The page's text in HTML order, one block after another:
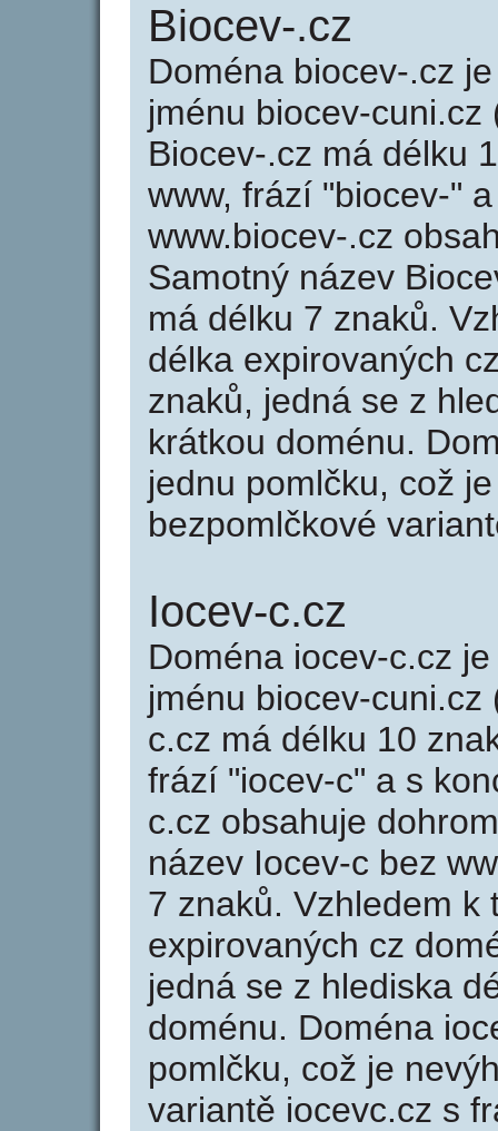
Biocev-.cz
Doména biocev-.cz
jménu biocev-
Biocev-.cz má délku
www, frází "biocev-"
www.biocev-.cz
Samotný název
má délku 7 znaků.
délka expirovaných
znaků, jedná se z
krátkou doménu.
jednu pomlčku, což
bezpomlčkové
Iocev-c.cz
Doména iocev-c.cz
jménu biocev-
c.cz má délku 10
frází "iocev-c" a s
c.cz obsahuje
název Iocev-c bez
7 znaků. Vzhledem k
expirovaných cz
jedná se z hlediska
doménu. Doména
pomlčku, což je
variantě iocevc.cz s